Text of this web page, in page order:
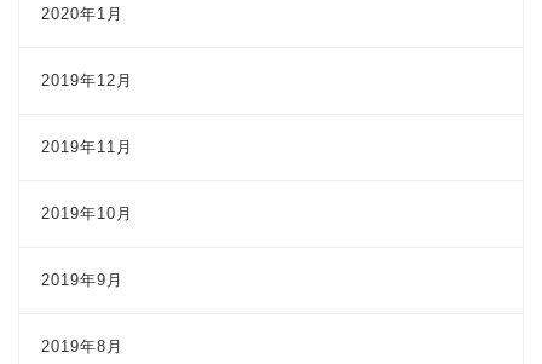
2020年1月
2019年12月
2019年11月
2019年10月
2019年9月
2019年8月